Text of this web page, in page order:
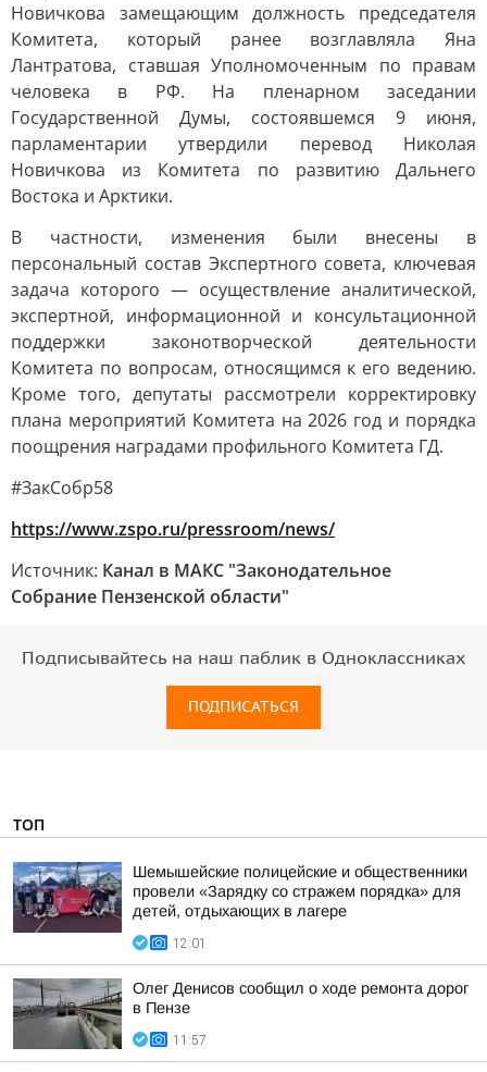
Новичкова замещающим должность председателя
Комитета, который ранее возглавляла Яна
Лантратова, ставшая Уполномоченным по правам
человека в РФ. На пленарном заседании
Государственной Думы, состоявшемся 9 июня,
парламентарии утвердили перевод Николая
Новичкова из Комитета по развитию Дальнего
Востока и Арктики.
В частности, изменения были внесены в
персональный состав Экспертного совета, ключевая
задача которого — осуществление аналитической,
экспертной, информационной и консультационной
поддержки законотворческой деятельности
Комитета по вопросам, относящимся к его ведению.
Кроме того, депутаты рассмотрели корректировку
плана мероприятий Комитета на 2026 год и порядка
поощрения наградами профильного Комитета ГД.
#ЗакСобр58
https://www.zspo.ru/pressroom/news/
Источник: Канал в МАКС "Законодательное
Собрание Пензенской области"
Подписывайтесь на наш паблик в Одноклассниках
ПОДПИСАТЬСЯ
ТОП
Шемышейские полицейские и общественники
провели «Зарядку со стражем порядка» для
детей, отдыхающих в лагере
12:01
Олег Денисов сообщил о ходе ремонта дорог
в Пензе
11:57